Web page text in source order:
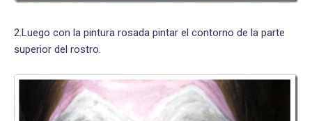
2.Luego con la pintura rosada pintar el contorno de la parte
superior del rostro.